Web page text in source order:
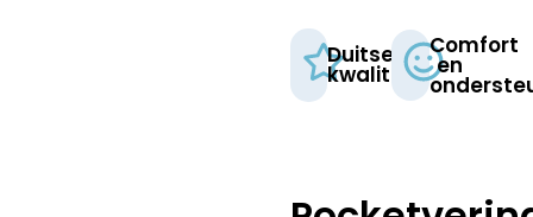
Duitse
kwaliteit​
Comfort
en